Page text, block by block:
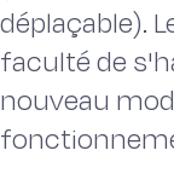
déplaçable).
faculté de
nouveau